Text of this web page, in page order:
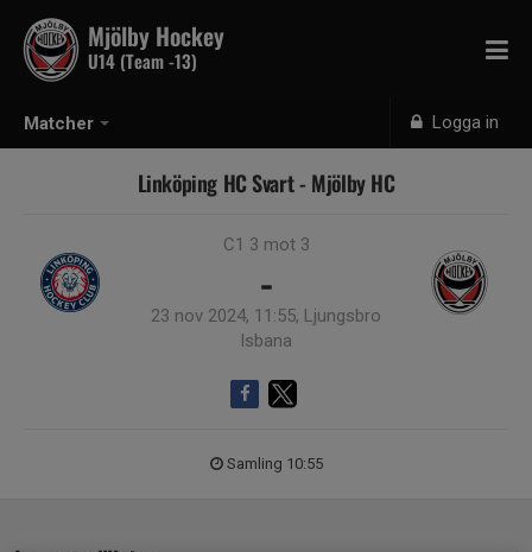
Matcher Logga in
Mjölby Hockey
U14 (Team -13)
Linköping HC Svart - Mjölby HC
C1 3 mot 3
-
23 nov 2024, 11:55, Ljungsbro
Isbana
Samling 10:55